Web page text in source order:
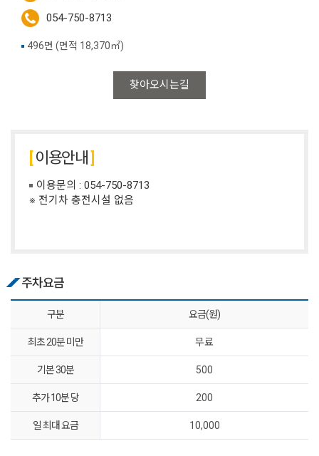
054-750-8713
찾아오시는길
496면 (면적 18,370㎡)
이용안내
이용문의 : 054-750-8713
※ 전기차 충전시설 없음
주차요금
구분 요금(원)
최초 20분 미만 무료
기본 30분 500
추가 10분 당 200
일 최대 요금 10,000